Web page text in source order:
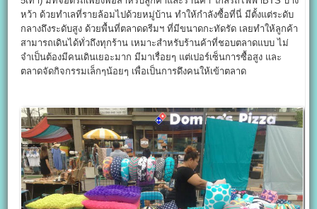
หว้า ด้วยทำเลที่รายล้อมไปด้วยหมู่บ้าน ทำให้กำลังซื้อที่นี่ มีตั้งแต่ระดับ
กลางถึงระดับสูง ด้วยพื้นที่ตลาดดรีมฯ ที่มีขนาดกะทัดรัด เลยทำให้ลูกค้า
สามารถเดินได้ทั่วถึงทุกร้าน เหมาะสำหรับร้านค้าที่ชอบตลาดแบบ ไม่
จำเป็นต้องมีคนเดินเยอะมาก มีมาเรื่อยๆ แต่เปอร์เซ็นการซื้อสูง และ
ตลาดจัดกิจกรรมเล็กๆน้อยๆ เพื่อเป็นการดึงคนให้เข้าตลาด